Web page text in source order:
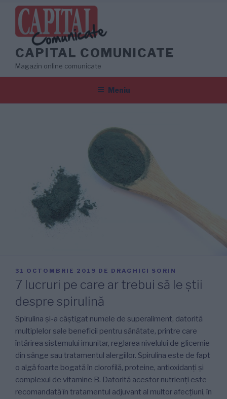
conținut
CAPITAL COMUNICATE
Magazin online comunicate
Meniu
PUBLICAT
PE
31 OCTOMBRIE 2019 DE DRAGHICI SORIN
7 lucruri pe care ar trebui să le știi
despre spirulină
Spirulina și-a câștigat numele de superaliment, datorită
multiplelor sale beneficii pentru sănătate, printre care
întărirea sistemului imunitar, reglarea nivelului de glicemie
din sânge sau tratamentul alergiilor. Spirulina este de fapt
o algă foarte bogată în clorofilă, proteine, antioxidanți și
complexul de vitamine B. Datorită acestor nutrienți este
recomandată în tratamentul adjuvant al multor afecțiuni, în